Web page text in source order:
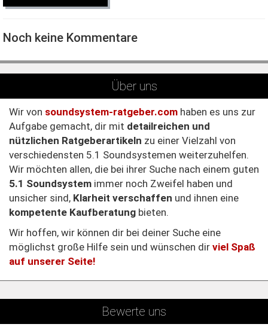
Noch keine Kommentare
Über uns
Wir von soundsystem-ratgeber.com haben es uns zur
Aufgabe gemacht, dir mit detailreichen und
nützlichen Ratgeberartikeln zu einer Vielzahl von
verschiedensten 5.1 Soundsystemen weiterzuhelfen.
Wir möchten allen, die bei ihrer Suche nach einem guten
5.1 Soundsystem immer noch Zweifel haben und
unsicher sind, Klarheit verschaffen und ihnen eine
kompetente Kaufberatung bieten.
Wir hoffen, wir können dir bei deiner Suche eine
möglichst große Hilfe sein und wünschen dir viel Spaß
auf unserer Seite!
Bewerte uns